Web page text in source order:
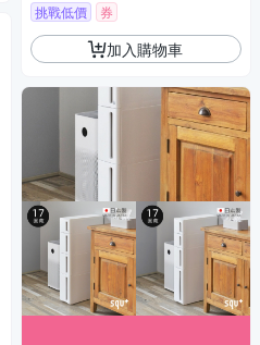
挑戰低價 券
加入購物車